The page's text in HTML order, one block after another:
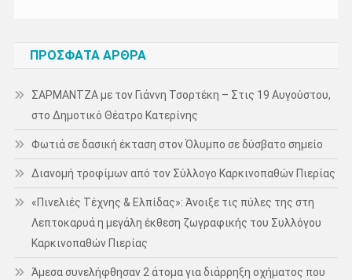
ΠΡΌΣΦΑΤΑ ΆΡΘΡΑ
ΣΑΡΜΑΝΤΖΑ με τον Γιάννη Τσορτέκη – Στις 19 Αυγούστου,
στο Δημοτικό Θέατρο Κατερίνης
Φωτιά σε δασική έκταση στον Όλυμπο σε δύσβατο σημείο
Διανομή τροφίμων από τον Σύλλογο Καρκινοπαθών Πιερίας
«Πινελιές Τέχνης & Ελπίδας»: Άνοιξε τις πύλες της στη
Λεπτοκαρυά η μεγάλη έκθεση ζωγραφικής του Συλλόγου
Καρκινοπαθών Πιερίας
Άμεσα συνελήφθησαν 2 άτομα για διάρρηξη οχήματος που